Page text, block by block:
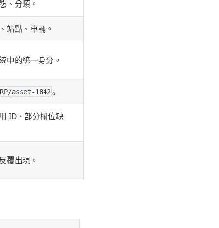
、分類。
站點、車輛。
中的統一身分。
asset-1842 。
ID、部分欄位缺
覆出現。